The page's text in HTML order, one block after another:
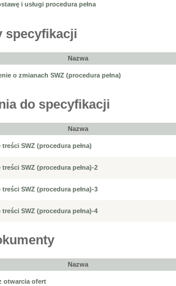
i usługi procedura pełna
specyfikacji
Nazwa
o zmianach SWZ (procedura pełna)
do specyfikacji
Nazwa
SWZ (procedura pełna)
treści SWZ (procedura pełna)-2
treści SWZ (procedura pełna)-3
treści SWZ (procedura pełna)-4
Nazwa
otwarcia ofert